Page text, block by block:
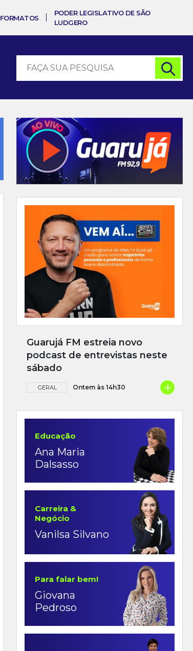
FORMATOS
PODER LEGISLATIVO DE SÃO
LUDGERO
Guarujá FM estreia novo
podcast de entrevistas neste
sábado
GERAL Ontem às 14h30 +
Educação
Ana Maria
Dalsasso
Carreira &
Negócio
Vanilsa Silvano
Para falar bem!
Giovana
Pedroso